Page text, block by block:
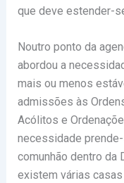
que deve estender-
Noutro ponto da
abordou a
mais ou menos
admissões às
Acólitos e
necessidade
comunhão dentro da
existem várias